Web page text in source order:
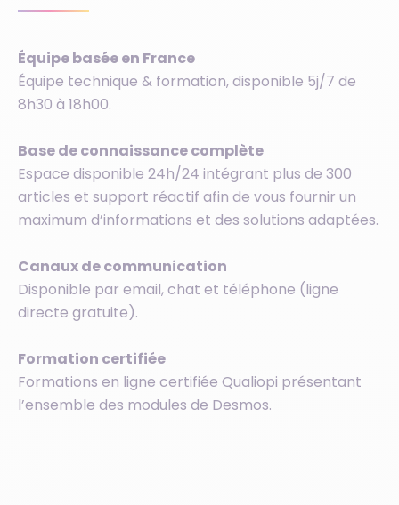
Équipe basée en France
Équipe technique & formation, disponible 5j/7 de
8h30 à 18h00.
Base de connaissance complète
Espace disponible 24h/24 intégrant plus de 300
articles et support réactif afin de vous fournir un
maximum d’informations et des solutions adaptées.
Canaux de communication
Disponible par email, chat et téléphone (ligne
directe gratuite).
Formation certifiée
Formations en ligne certifiée Qualiopi présentant
l’ensemble des modules de Desmos.